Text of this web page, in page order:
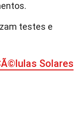
testes e
Solares